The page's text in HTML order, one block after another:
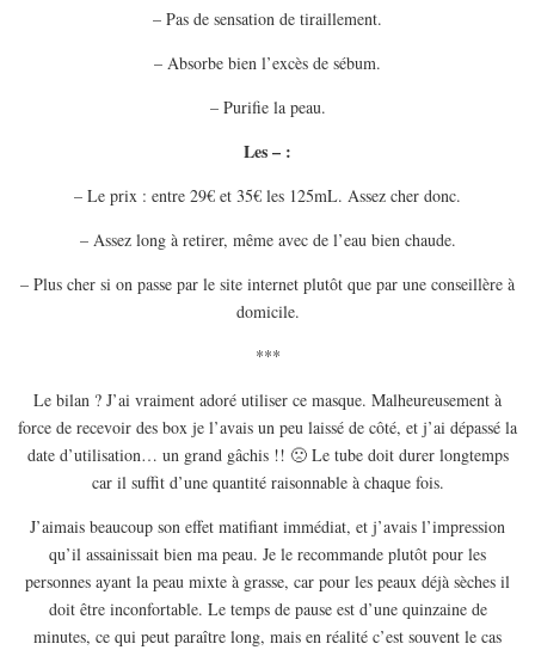
ME CONTACTER
– Pas de sensation de tiraillement.
– Absorbe bien l’excès de sébum.
– Purifie la peau.
Les – :
– Le prix : entre 29€ et 35€ les 125mL. Assez cher donc.
– Assez long à retirer, même avec de l’eau bien chaude.
– Plus cher si on passe par le site internet plutôt que par une conseillère à
domicile.
***
Le bilan ? J’ai vraiment adoré utiliser ce masque. Malheureusement à
force de recevoir des box je l’avais un peu laissé de côté, et j’ai dépassé la
date d’utilisation… un grand gâchis !! 🙁 Le tube doit durer longtemps
car il suffit d’une quantité raisonnable à chaque fois.
J’aimais beaucoup son effet matifiant immédiat, et j’avais l’impression
qu’il assainissait bien ma peau. Je le recommande plutôt pour les
personnes ayant la peau mixte à grasse, car pour les peaux déjà sèches il
doit être inconfortable. Le temps de pause est d’une quinzaine de
minutes, ce qui peut paraître long, mais en réalité c’est souvent le cas